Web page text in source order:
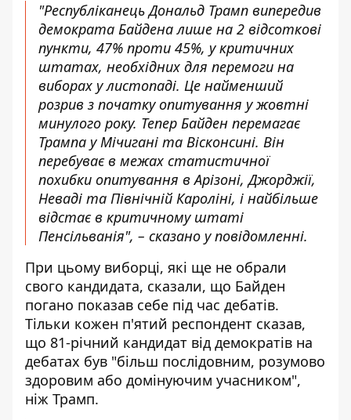
"Республіканець Дональд Трамп випередив
демократа Байдена лише на 2 відсоткові
пункти, 47% проти 45%, у критичних
штатах, необхідних для перемоги на
виборах у листопаді. Це найменший
розрив з початку опитування у жовтні
минулого року. Тепер Байден перемагає
Трампа у Мічигані та Вісконсині. Він
перебуває в межах статистичної
похибки опитування в Арізоні, Джорджії,
Неваді та Північній Кароліні, і найбільше
відстає в критичному штаті
Пенсільванія", – сказано у повідомленні.
При цьому виборці, які ще не обрали
свого кандидата, сказали, що Байден
погано показав себе під час дебатів.
Тільки кожен п'ятий респондент сказав,
що 81-річний кандидат від демократів на
дебатах був "більш послідовним, розумово
здоровим або домінуючим учасником",
ніж Трамп.